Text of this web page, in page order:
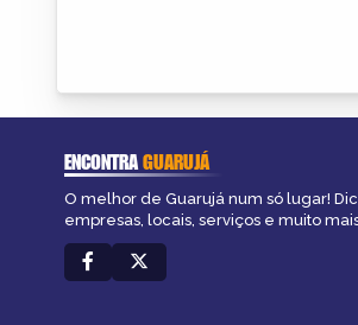
ENCONTRAGUARUJÁ
O melhor de Guarujá num só lugar!
empresas, locais, serviços e muito